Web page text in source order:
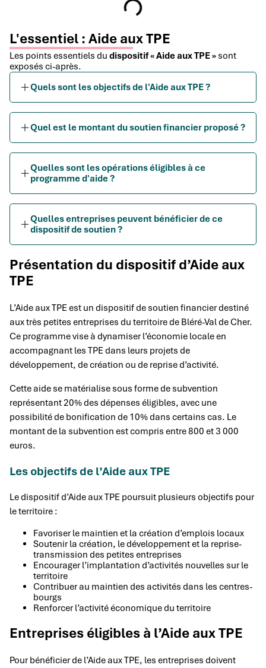
L'essentiel : Aide aux TPE
Les points essentiels du dispositif « Aide aux TPE » sont
exposés ci-après.
Quels sont les objectifs de l'Aide aux TPE ?
Quel est le montant du soutien financier proposé ?
Quelles sont les opérations éligibles à ce
programme d'aide ?
Quelles entreprises peuvent bénéficier de ce
dispositif de soutien ?
Présentation du dispositif d’Aide aux
TPE
L’Aide aux TPE est un dispositif de soutien financier destiné
aux très petites entreprises du territoire de Bléré-Val de Cher.
Ce programme vise à dynamiser l’économie locale en
accompagnant les TPE dans leurs projets de
développement, de création ou de reprise d’activité.
Cette aide se matérialise sous forme de subvention
représentant 20% des dépenses éligibles, avec une
possibilité de bonification de 10% dans certains cas. Le
montant de la subvention est compris entre 800 et 3 000
euros.
Les objectifs de l’Aide aux TPE
Le dispositif d’Aide aux TPE poursuit plusieurs objectifs pour
le territoire :
Favoriser le maintien et la création d’emplois locaux
Soutenir la création, le développement et la reprise-
transmission des petites entreprises
Encourager l’implantation d’activités nouvelles sur le
territoire
Contribuer au maintien des activités dans les centres-
bourgs
Renforcer l’activité économique du territoire
Entreprises éligibles à l’Aide aux TPE
Pour bénéficier de l’Aide aux TPE, les entreprises doivent